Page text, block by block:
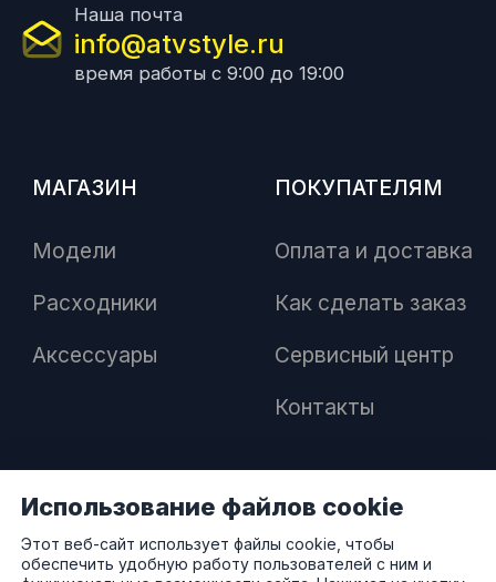
Наша почта
info@atvstyle.ru
время работы с 9:00 до 19:00
МАГАЗИН
Модели
Расходники
Аксессуары
ПОКУПАТЕЛЯМ
Оплата и доставка
Как сделать заказ
Сервисный центр
Контакты
ПАРТНЕРАМ
Использование файлов cookie
Этот веб-сайт использует файлы cookie, чтобы
обеспечить удобную работу пользователей с ним и